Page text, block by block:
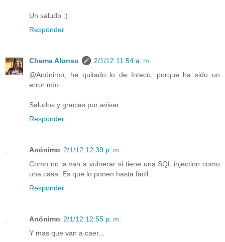
Un saludo :)
Responder
Chema Alonso
2/1/12 11:54 a. m.
@Anónimo, he quitado lo de Inteco, porque ha sido un
error mío.
Saludos y gracias por avisar...
Responder
Anónimo 2/1/12 12:39 p. m.
Como no la van a vulnerar si tiene una SQL injection como
una casa. Es que lo ponen hasta facil.
Responder
Anónimo 2/1/12 12:55 p. m.
Y mas que van a caer...